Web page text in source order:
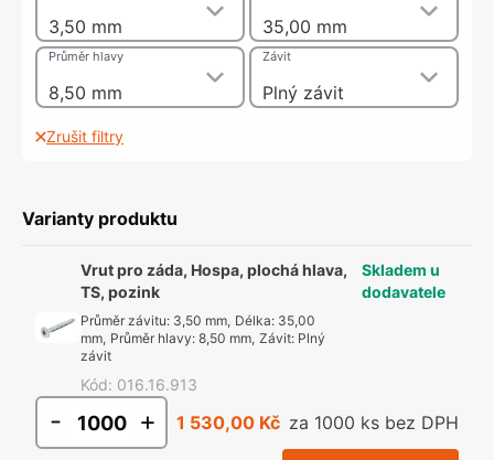
3,50 mm 35,00 mm
8,50 mm
Průměr hlavy
Plný závit
Závit
Zrušit filtry
Varianty produktu
Vrut pro záda, Hospa, plochá hlava,
TS, pozink
Průměr závitu: 3,50 mm, Délka: 35,00
mm, Průměr hlavy:8,50 mm, Závit: Plný
závit
Kód: 016.16.913
Skladem u
dodavatele
- + 1 530,00 Kč za 1000 ks bez DPH